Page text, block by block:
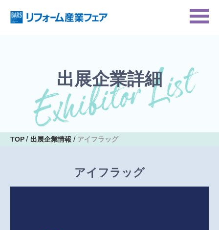
出展企業詳細
TOP 出展企業情報 アイフラッグ
アイフラッグ